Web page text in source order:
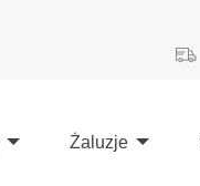
Żaluzje